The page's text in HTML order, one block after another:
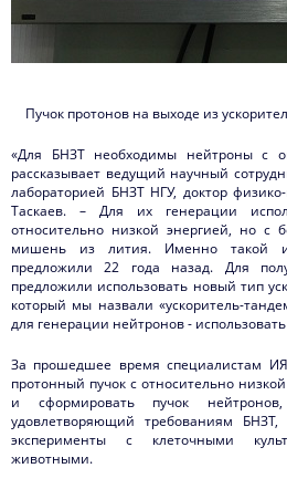
Пучок протонов на выходе из
«Для БНЗТ необходимы нейтроны с
рассказывает ведущий научный
лабораторией БНЗТ НГУ, доктор
Таскаев. – Для их генерации
относительно низкой энергией, но с
мишень из лития. Именно такой
предложили 22 года назад. Для
предложили использовать новый тип
который мы назвали «ускоритель-
для генерации нейтронов -
За прошедшее время специалистам
протонный пучок с относительно
и сформировать пучок
удовлетворяющий требованиям
эксперименты с клеточными
животными.